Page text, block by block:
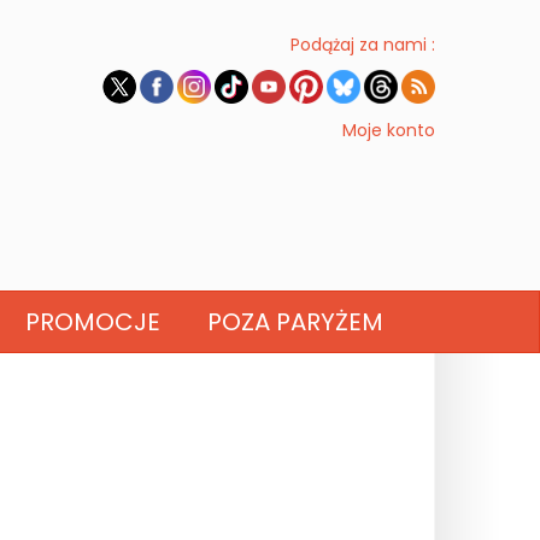
Podążaj za nami :
Moje konto
PROMOCJE POZA PARYŻEM